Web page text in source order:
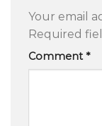
Your email
Required
Comment*